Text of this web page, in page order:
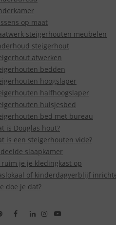
op maat
steigerhouten meubelen
steigerhout
afwerken
bedden
hoogslaper
halfhoogslaper
huisjesbed
bed met bureau
is Douglas hout?
is een steigerhouten vide?
slaapkamer
ruim je je kledingkast op
of kinderdagverblijf
doe je dat?